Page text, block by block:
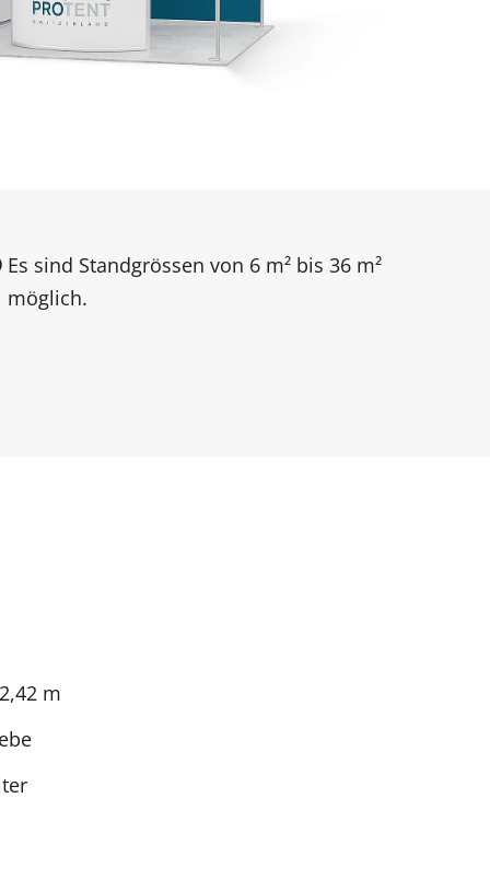
Es sind Standgrössen von 6 m² bis 36 m²
möglich.
m